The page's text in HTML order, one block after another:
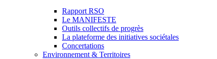
Rapport RSO
Le MANIFESTE
Outils collectifs de progrès
La plateforme des initiatives sociétales
Concertations
Environnement & Territoires